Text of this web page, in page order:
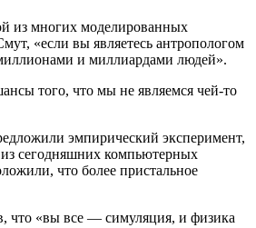
из многих моделированных
«если вы являетесь антропологом
и миллиардами людей».
того, что мы не являемся чей-то
эмпирический эксперимент,
из сегодняшних компьютерных
что более пристальное
что «вы все — симуляция, и физика